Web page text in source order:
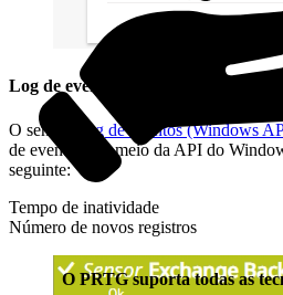
Log de eventos (Windows API)
O sensor Log de eventos (Windows
de eventos por meio da API do
seguinte:
Tempo de inatividade
Número de novos registros
O PRTG suporta todas as